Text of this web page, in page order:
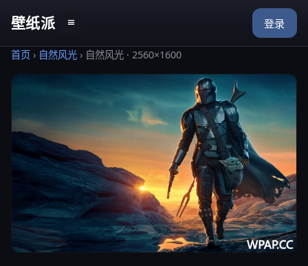
壁纸派 ≡ 登录
首页 › 自然风光 › 自然风光 · 2560×1600